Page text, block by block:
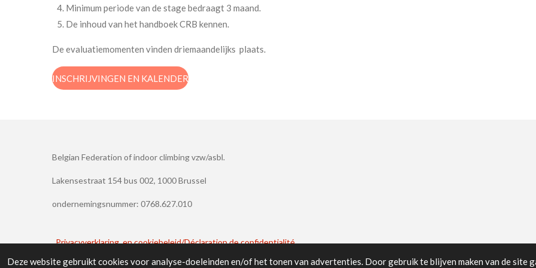
Deze website gebruikt cookies voor analyse-doeleinden en/of het tonen van advertenties. Door gebruik te blijven maken van de site
Minimum periode van de stage bedraagt 3 maand.
De inhoud van het handboek CRB kennen.
De evaluatiemomenten vinden driemaandelijks plaats.
INSCHRIJVINGEN EN KALENDER
Belgian Federation of indoor climbing vzw/asbl.
Lakensestraat 154 bus 002, 1000 Brussel
ondernemingsnummer: 0768.627.010
Privacyverklaring en cookiebeleid/Déclaration de confidentialité .